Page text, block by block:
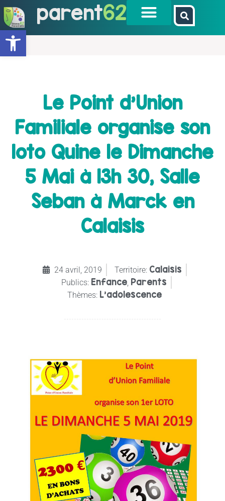
Ouvrir la barre d’outils
parent62
Le Point d’Union
Familiale organise son
loto Quine le Dimanche
5 Mai à 13h 30, Salle
Seban à Marck en
Calaisis
24 avril, 2019 Territoire: Calaisis
Publics: Enfance Parents
Thèmes: L’adolescence